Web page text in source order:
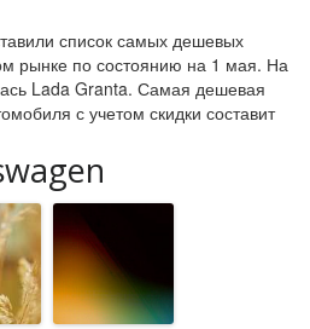
список самых дешевых
рынке по состоянию на 1 мая. На
Lada Granta. Самая дешевая
с учетом скидки составит